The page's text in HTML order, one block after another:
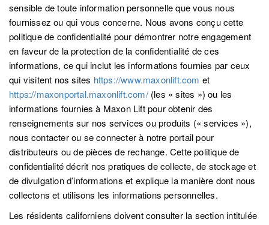
sensible de toute information personnelle que vous nous
fournissez ou qui vous concerne. Nous avons conçu cette
politique de confidentialité pour démontrer notre engagement
en faveur de la protection de la confidentialité de ces
informations, ce qui inclut les informations fournies par ceux
qui visitent nos sites https://www.maxonlift.com et
https://maxonportal.maxonlift.com/(les « sites ») ou les
informations fournies à Maxon Lift pour obtenir des
renseignements sur nos services ou produits (« services »),
nous contacter ou se connecter à notre portail pour
distributeurs ou de pièces de rechange. Cette politique de
confidentialité décrit nos pratiques de collecte, de stockage et
de divulgation d’informations et explique la manière dont nous
collectons et utilisons les informations personnelles.
Les résidents californiens doivent consulter la section intitulée